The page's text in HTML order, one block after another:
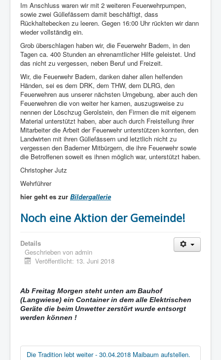
Im Anschluss waren wir mit 2 weiteren Feuerwehrpumpen,
sowie zwei Güllefässern damit beschäftigt, dass
Rückhaltebecken zu leeren. Gegen 16:00 Uhr rückten wir dann
wieder vollständig ein.
Grob überschlagen haben wir, die Feuerwehr Badem, in den
Tagen ca. 400 Stunden an ehrenamtlicher Hilfe geleistet. Und
das nicht zu vergessen, neben Beruf und Freizeit.
Wir, die Feuerwehr Badem, danken daher allen helfenden
Händen, sei es dem DRK, dem THW, dem DLRG, den
Feuerwehren aus unserer nächsten Umgebung, aber auch den
Feuerwehren die von weiter her kamen, auszugsweise zu
nennen der Löschzug Gerolstein, den Firmen die mit eigenem
Material unterstützt haben, aber auch durch Freistellung ihrer
Mitarbeiter die Arbeit der Feuerwehr unterstützen konnten, den
Landwirten mit ihren Güllefässern und letztlich nicht zu
vergessen den Bademer Mitbürgern, die ihre Feuerwehr sowie
die Betroffenen soweit es ihnen möglich war, unterstützt haben.
Christopher Jutz
Wehrführer
hier geht es zur Bildergallerie
Noch eine Aktion der Gemeinde!
Details
Geschrieben von admin
Veröffentlicht: 13. Juni 2018
Ab Freitag Morgen steht unten am Bauhof
(Langwiese) ein Container in dem alle Elektrischen
Geräte die beim Unwetter zerstört wurde entsorgt
werden können !
Die Tradition lebt weiter - 30.04.2018 Maibaum aufstellen.